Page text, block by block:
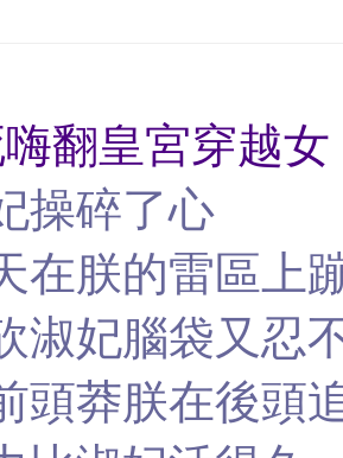
翻皇宮穿越
操碎了心
在朕的雷區上
淑妃腦袋又忍
頭莽朕在後頭